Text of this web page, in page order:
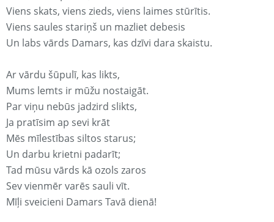
Viens skats, viens zieds, viens laimes stūrītis.
Viens saules stariņš un mazliet debesis
Un labs vārds Damars, kas dzīvi dara skaistu.
Ar vārdu šūpulī, kas likts,
Mums lemts ir mūžu nostaigāt.
Par viņu nebūs jadzird slikts,
Ja pratīsim ap sevi krāt
Mēs mīlestības siltos starus;
Un darbu krietni padarīt;
Tad mūsu vārds kā ozols zaros
Sev vienmēr varēs sauli vīt.
Mīļi sveicieni Damars Tavā dienā!